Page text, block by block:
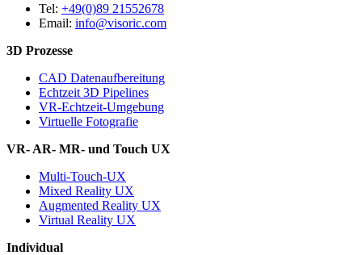
Tel: +49(0)89 21552678
Email: info@visoric.com
3D Prozesse
CAD Datenaufbereitung
Echtzeit 3D Pipelines
VR-Echtzeit-Umgebung
Virtuelle Fotografie
VR- AR- MR- und Touch UX
Multi-Touch-UX
Mixed Reality UX
Augmented Reality UX
Virtual Reality UX
Individual